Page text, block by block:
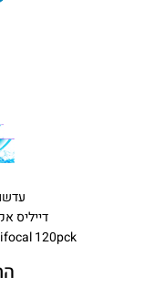
דייליס
120pck